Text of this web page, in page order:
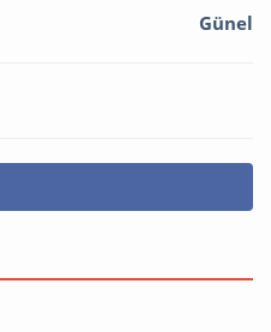
Günel